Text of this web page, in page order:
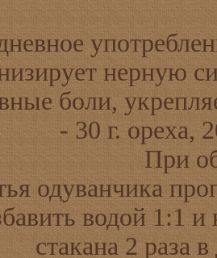
нерную
боли,
- 30 г. ореха,
При
одуванчика
водой 1:1
стакана 2 раза